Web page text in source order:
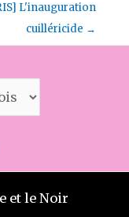
L'inauguration
cuilléricide →
et le Noir